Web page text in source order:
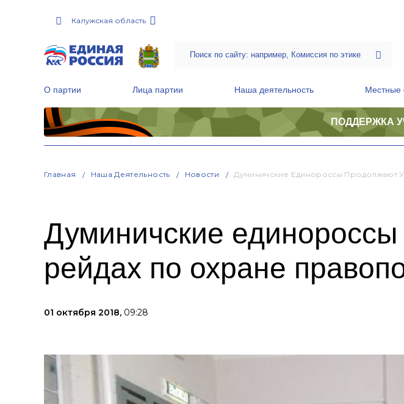
Калужская область
О партии Лица партии Наша деятельность Местные
ПОДДЕРЖКА
Главная Наша Деятельность Новости Думиничские Единороссы Продолжают
Думиничские
рейдах по охране
01 октября 2018, 09:28